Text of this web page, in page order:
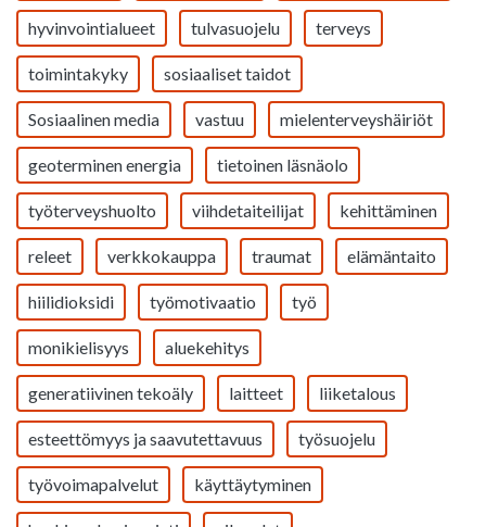
hyvinvointialueet tulvasuojelu terveys
toimintakyky sosiaaliset taidot
Sosiaalinen media vastuu mielenterveyshäiriöt
geoterminen energia tietoinen läsnäolo
työterveyshuolto viihdetaiteilijat kehittäminen
releet verkkokauppa traumat elämäntaito
hiilidioksidi työmotivaatio työ
monikielisyys aluekehitys
generatiivinen tekoäly laitteet liiketalous
esteettömyys ja saavutettavuus työsuojelu
työvoimapalvelut käyttäytyminen